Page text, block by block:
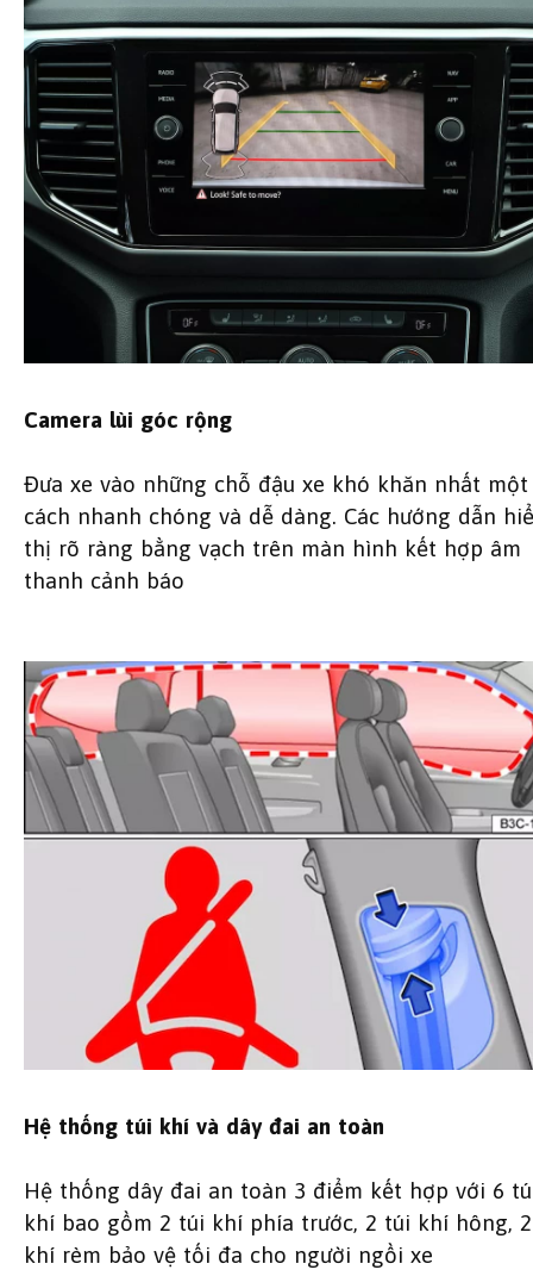
Camera lùi góc rộng
Đưa xe vào những chỗ đậu xe khó khăn nhất một
cách nhanh chóng và dễ dàng. Các hướng dẫn
thị rõ ràng bằng vạch trên màn hình kết hợp âm
thanh cảnh báo
Hệ thống túi khí và dây đai an toàn
Hệ thống dây đai an toàn 3 điểm kết hợp với 6
khí bao gồm 2 túi khí phía trước, 2 túi khí hông,
khí rèm bảo vệ tối đa cho người ngồi xe